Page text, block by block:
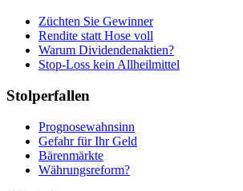
Züchten Sie Gewinner
Rendite statt Hose voll
Warum Dividendenaktien?
Stop-Loss kein Allheilmittel
Stolperfallen
Prognosewahnsinn
Gefahr für Ihr Geld
Bärenmärkte
Währungsreform?